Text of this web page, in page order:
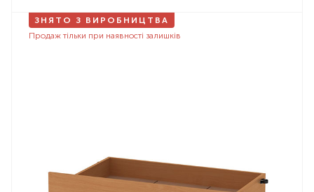
ЗНЯТО З ВИРОБНИЦТВА
Продаж тільки при наявності залишків